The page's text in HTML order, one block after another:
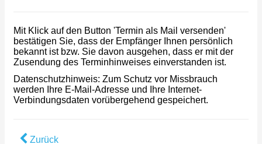
Mit Klick auf den Button 'Termin als Mail versenden'
bestätigen Sie, dass der Empfänger Ihnen persönlich
bekannt ist bzw. Sie davon ausgehen, dass er mit der
Zusendung des Terminhinweises einverstanden ist.
Datenschutzhinweis: Zum Schutz vor Missbrauch
werden Ihre E-Mail-Adresse und Ihre Internet-
Verbindungsdaten vorübergehend gespeichert.
Zurück